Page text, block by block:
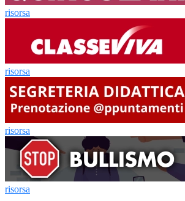
risorsa
risorsa
risorsa
risorsa